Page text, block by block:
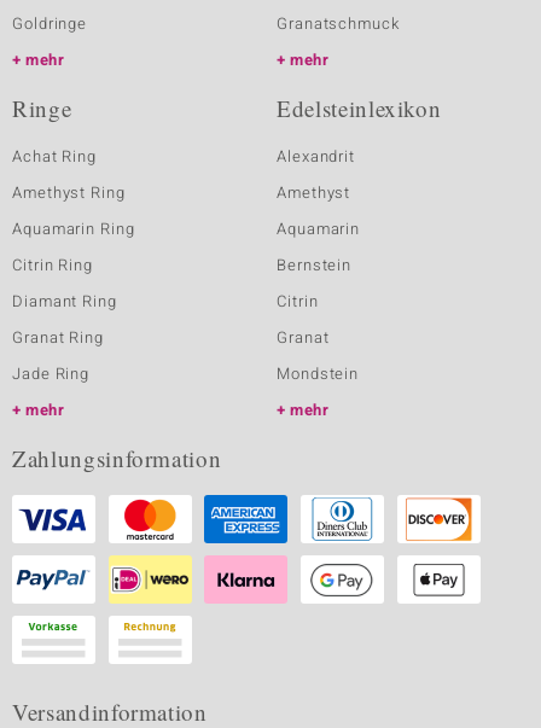
Goldringe
mehr
Granatschmuck
mehr
Ringe
Achat Ring
Amethyst Ring
Aquamarin Ring
Citrin Ring
Diamant Ring
Granat Ring
Jade Ring
mehr
Edelsteinlexikon
Alexandrit
Amethyst
Aquamarin
Bernstein
Citrin
Granat
Mondstein
mehr
Zahlungsinformation
Versandinformation